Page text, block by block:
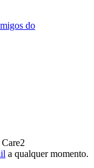
do
Care2
a qualquer momento.